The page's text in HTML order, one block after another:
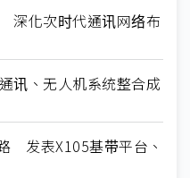
深化次时代通讯网络布
讯、无人机系统整合成
发表X105基带平台、